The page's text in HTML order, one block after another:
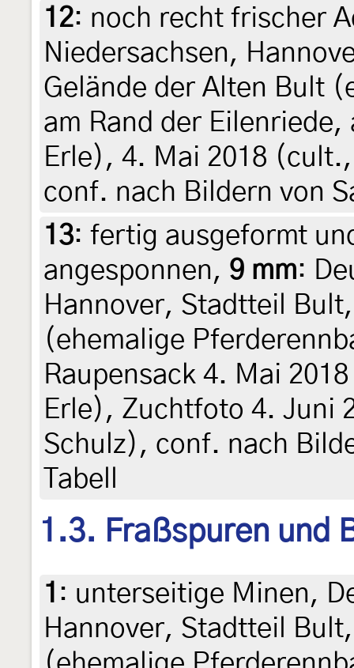
12: noch recht frischer
Niedersachsen,
Gelände der Alten Bult
am Rand der
Erle), 4. Mai 2018
conf. nach Bildern von
13: fertig ausgeformt
angesponnen, 9 mm:
Hannover, Stadtteil
(ehemalige
Raupensack 4. Mai
Erle), Zuchtfoto 4. Juni
Schulz), conf. nach
Tabell
1.3. Fraßspuren und
1 : unterseitige Minen,
Hannover, Stadtteil